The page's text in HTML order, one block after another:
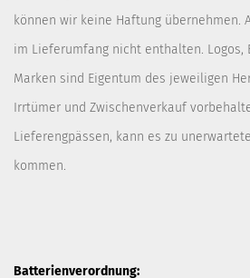
können wir keine Haftung übernehmen.
im Lieferumfang nicht enthalten. Logos,
Marken sind Eigentum des jeweiligen
Irrtümer und Zwischenverkauf
Lieferengpässen, kann es zu
kommen.
Batterienverordnung: